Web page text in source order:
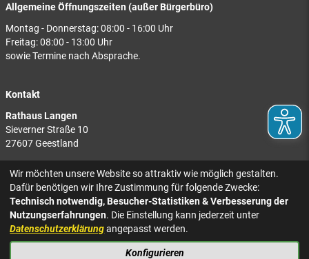
Allgemeine Öffnungszeiten (außer Bürgerbüro)
Montag - Donnerstag: 08:00 - 16:00 Uhr
Freitag: 08:00 - 13:00 Uhr
sowie Termine nach Absprache.
Kontakt
Rathaus Langen
Sieverner Straße 10
27607 Geestland
Rathaus Bad Bederkesa
Am Markt 8
27624 Geestland
Tel.: 04743 937-2300
Wir möchten unsere Website so attraktiv wie möglich gestalten.
Dafür benötigen wir Ihre Zustimmung für folgende Zwecke:
Technisch notwendig, Besucher-Statistiken & Verbesserung der
Nutzungserfahrungen. Die Einstellung kann jederzeit unter
Datenschutzerklärungangepasst werden.
Konfigurieren